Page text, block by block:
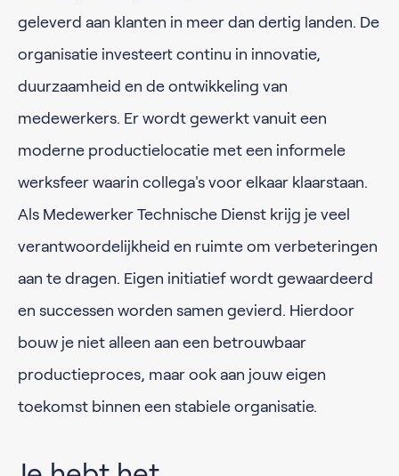
geleverd aan klanten in meer dan dertig landen. De
organisatie investeert continu in innovatie,
duurzaamheid en de ontwikkeling van
medewerkers. Er wordt gewerkt vanuit een
moderne productielocatie met een informele
werksfeer waarin collega's voor elkaar klaarstaan.
Als Medewerker Technische Dienst krijg je veel
verantwoordelijkheid en ruimte om verbeteringen
aan te dragen. Eigen initiatief wordt gewaardeerd
en successen worden samen gevierd. Hierdoor
bouw je niet alleen aan een betrouwbaar
productieproces, maar ook aan jouw eigen
toekomst binnen een stabiele organisatie.